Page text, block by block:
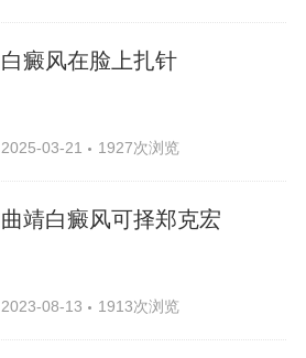
白癜风在脸上扎针
2025-03-21 1927次浏览
曲靖白癜风可择郑克宏
2023-08-13 1913次浏览